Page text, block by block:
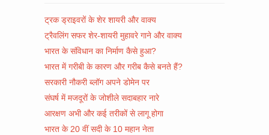
ट्रक ड्राइवरों के शेर शायरी और वाक्य
ट्रैवलिंग सफर शेर-शायरी मुहावरे गाने और वाक्य
भारत के संविधान का निर्माण कैसे हुआ?
भारत में गरीबी के कारण और गरीब कैसे बनते हैं?
सरकारी नौकरी ब्लॉग अपने डोमेन पर
संघर्ष में मजदूरों के जोशीले सदाबहार नारे
आरक्षण अभी और कई तरीकों से लागू होगा
भारत के 20 वीं सदी के 10 महान नेता